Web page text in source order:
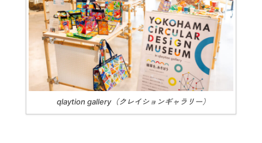
qlaytion gallery（クレイションギャラリー）